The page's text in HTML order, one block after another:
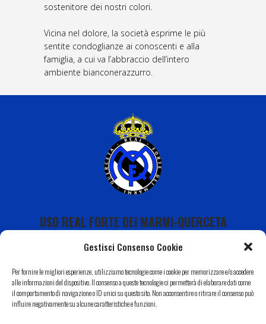
Gestisci Consenso Cookie
Per fornire le migliori esperienze, utilizziamo tecnologie come i cookie per memorizzare e/o accedere
alle informazioni del dispositivo. Il consenso a queste tecnologie ci permetterà di elaborare dati come
il comportamento di navigazione o ID unici su questo sito. Non acconsentire o ritirare il consenso può
influire negativamente su alcune caratteristiche e funzioni.
sostenitore dei nostri colori.
Vicina nel dolore, la società esprime le più
sentite condoglianze ai conoscenti e alla
famiglia, a cui va l’abbraccio dell’intero
ambiente bianconerazzurro.
USD REAL FORTE DEI MARMI-QUERCETA
Calendario